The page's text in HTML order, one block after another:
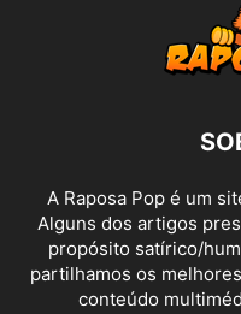
A Raposa Pop é um
Alguns dos artigos
propósito satírico/
partilhamos os
conteúdo